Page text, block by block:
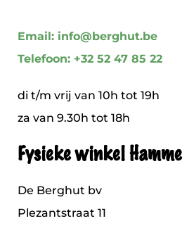
Email: info@berghut.be
Telefoon: +32 52 47 85 22
di t/m vrij van 10h tot 19h
za van 9.30h tot 18h
Fysieke winkel Hamme
De Berghut bv
Plezantstraat 11